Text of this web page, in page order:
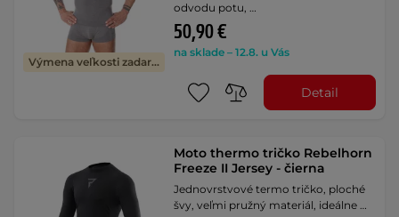
Výmena veľkosti zadarmo
odvodu potu, …
50,90 €
na sklade – 12.8. u Vás
Detail
Moto thermo tričko Rebelhorn
Freeze II Jersey - čierna
Jednovrstvové termo tričko, ploché
švy, veľmi pružný materiál, ideálne …